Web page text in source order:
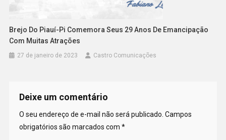
Brejo Do Piauí-Pi Comemora Seus 29 Anos De Emancipação
Com Muitas Atrações
27 de janeiro de 2023 Castro Comunicações
Deixe um comentário
O seu endereço de e-mail não será publicado. Campos
obrigatórios são marcados com *